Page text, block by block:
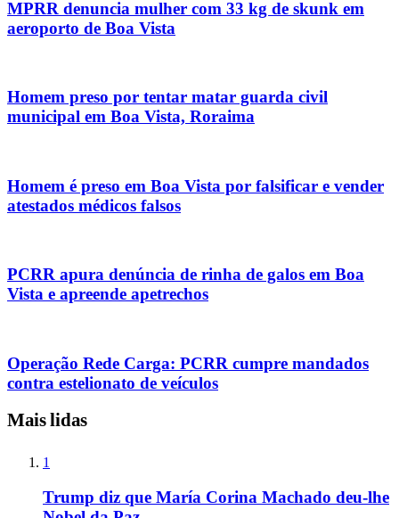
MPRR denuncia mulher com 33 kg de skunk em
aeroporto de Boa Vista
Homem preso por tentar matar guarda civil
municipal em Boa Vista, Roraima
Homem é preso em Boa Vista por falsificar e vender
atestados médicos falsos
PCRR apura denúncia de rinha de galos em Boa
Vista e apreende apetrechos
Operação Rede Carga: PCRR cumpre mandados
contra estelionato de veículos
Mais lidas
1
Trump diz que María Corina Machado deu-lhe